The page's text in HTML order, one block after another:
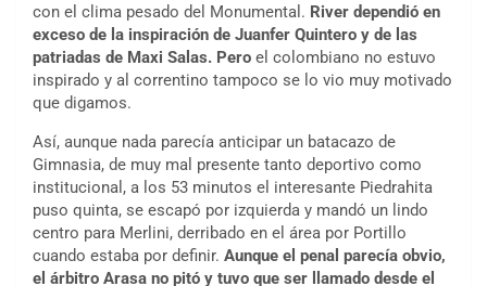
con el clima pesado del Monumental. River dependió en
exceso de la inspiración de Juanfer Quintero y de las
patriadas de Maxi Salas. Pero el colombiano no estuvo
inspirado y al correntino tampoco se lo vio muy motivado
que digamos.
Así, aunque nada parecía anticipar un batacazo de
Gimnasia, de muy mal presente tanto deportivo como
institucional, a los 53 minutos el interesante Piedrahita
puso quinta, se escapó por izquierda y mandó un lindo
centro para Merlini, derribado en el área por Portillo
cuando estaba por definir. Aunque el penal parecía obvio,
el árbitro Arasa no pitó y tuvo que ser llamado desde el